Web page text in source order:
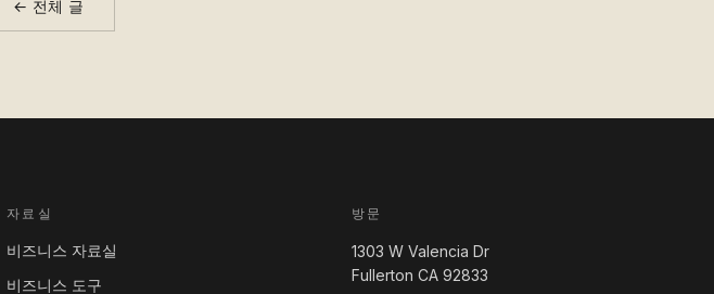
← 전체 글
자료실
비즈니스 자료실
비즈니스 도구
방문
1303 W Valencia Dr
Fullerton CA 92833